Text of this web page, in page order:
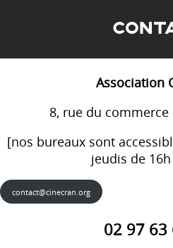
Association
8, rue du commerce
[nos bureaux sont
jeudis de
contact@cinecran.org
02 97 63